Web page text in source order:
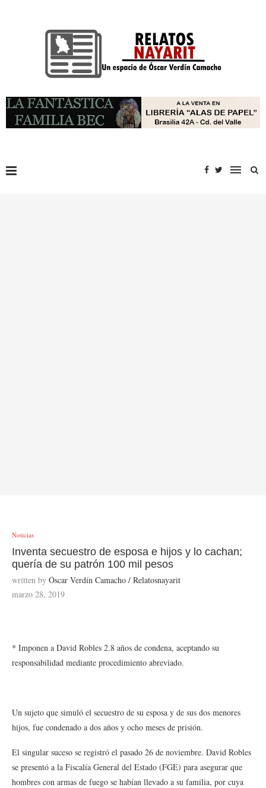
Noticias
Inventa secuestro de esposa e hijos y lo cachan;
quería de su patrón 100 mil pesos
written by Óscar Verdín Camacho / Relatosnayarit
marzo 28, 2019
* Imponen a David Robles 2.8 años de condena, aceptando su
responsabilidad mediante procedimiento abreviado.
Un sujeto que simuló el secuestro de su esposa y de sus dos menores
hijos, fue condenado a dos años y ocho meses de prisión.
El singular suceso se registró el pasado 26 de noviembre. David Robles
se presentó a la Fiscalía General del Estado (FGE) para asegurar que
hombres con armas de fuego se habían llevado a su familia, por cuya